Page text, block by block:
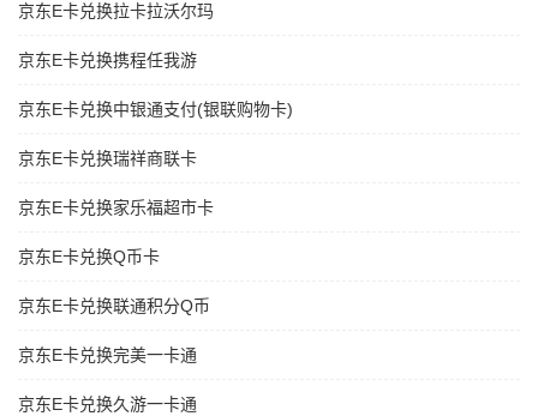
京东E卡兑换拉卡拉沃尔玛
京东E卡兑换携程任我游
京东E卡兑换中银通支付(银联购物卡)
京东E卡兑换瑞祥商联卡
京东E卡兑换家乐福超市卡
京东E卡兑换Q币卡
京东E卡兑换联通积分Q币
京东E卡兑换完美一卡通
京东E卡兑换久游一卡通